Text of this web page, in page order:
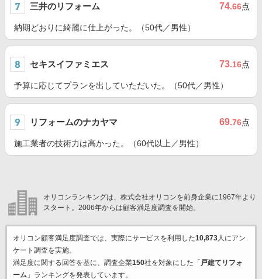
三井のリフォーム 74.66点
納期どおりに綺麗に仕上がった。（50代／男性）
セキスイファミエス 73.16点
予算に応じてプランを出していただいた。（50代／男性）
リフォームのナカヤマ 69.76点
施工業者の技術力は高かった。（60代以上／男性）
オリコンランキングは、株式会社オリコンを前身企業に1967年より
スタート。2006年からは顧客満足度調査を開始。
オリコン顧客満足度調査では、実際にサービスを利用した10,873人にアン
ケート調査を実施。
満足度に関する回答を基に、調査企業150社を対象にした「 戸建てリフォ
ーム」ランキングを発表しています。